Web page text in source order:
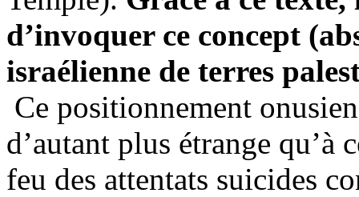
d’invoquer ce concept
israélienne de terres
Ce positionnement
d’autant plus étrange qu’à
feu des attentats suicides